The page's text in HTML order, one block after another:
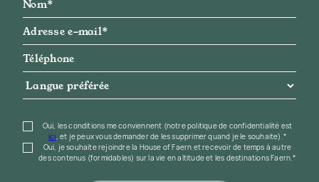
Oui, les conditions me conviennent (notre politique de confidentialité est
ici, et je peux vous demander de les supprimer quand je le souhaite).*
Oui, je souhaite rejoindre la House of Faern et recevoir de temps à autre
des contenus (formidables) sur la vie en altitude et les destinations Faern.*